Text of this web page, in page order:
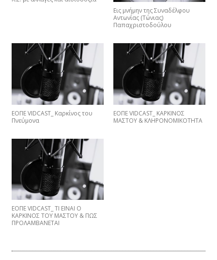
Εις μνήμην της Συναδέλφου
Αντωνίας (Τώνιας)
Παπαχριστοδούλου
ΕΟΠΕ VIDCAST_ Καρκίνος του
Πνεύμονα
ΕΟΠΕ VIDCAST_ ΚΑΡΚΙΝΟΣ
ΜΑΣΤΟΥ & ΚΛΗΡΟΝΟΜΙΚΟΤΗΤΑ
EΟΠΕ VIDCAST_ ΤΙ ΕΙΝΑΙ Ο
ΚΑΡΚΙΝΟΣ ΤΟΥ ΜΑΣΤΟΥ & ΠΩΣ
ΠΡΟΛΑΜΒΑNETAI